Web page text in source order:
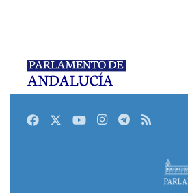
FacebookTwitterYoutubeInstagram
Telegram
RSS